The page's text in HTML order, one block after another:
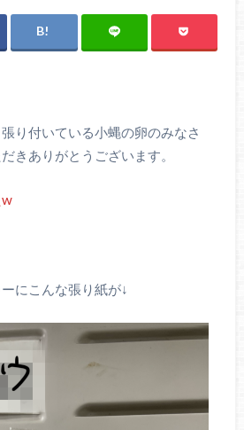
り付いている小蝿の卵のみなさ
きありがとうございます。
にこんな張り紙が↓